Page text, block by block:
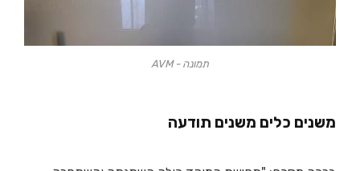
תמונה - AVM
משנים כלים משנים תודעה